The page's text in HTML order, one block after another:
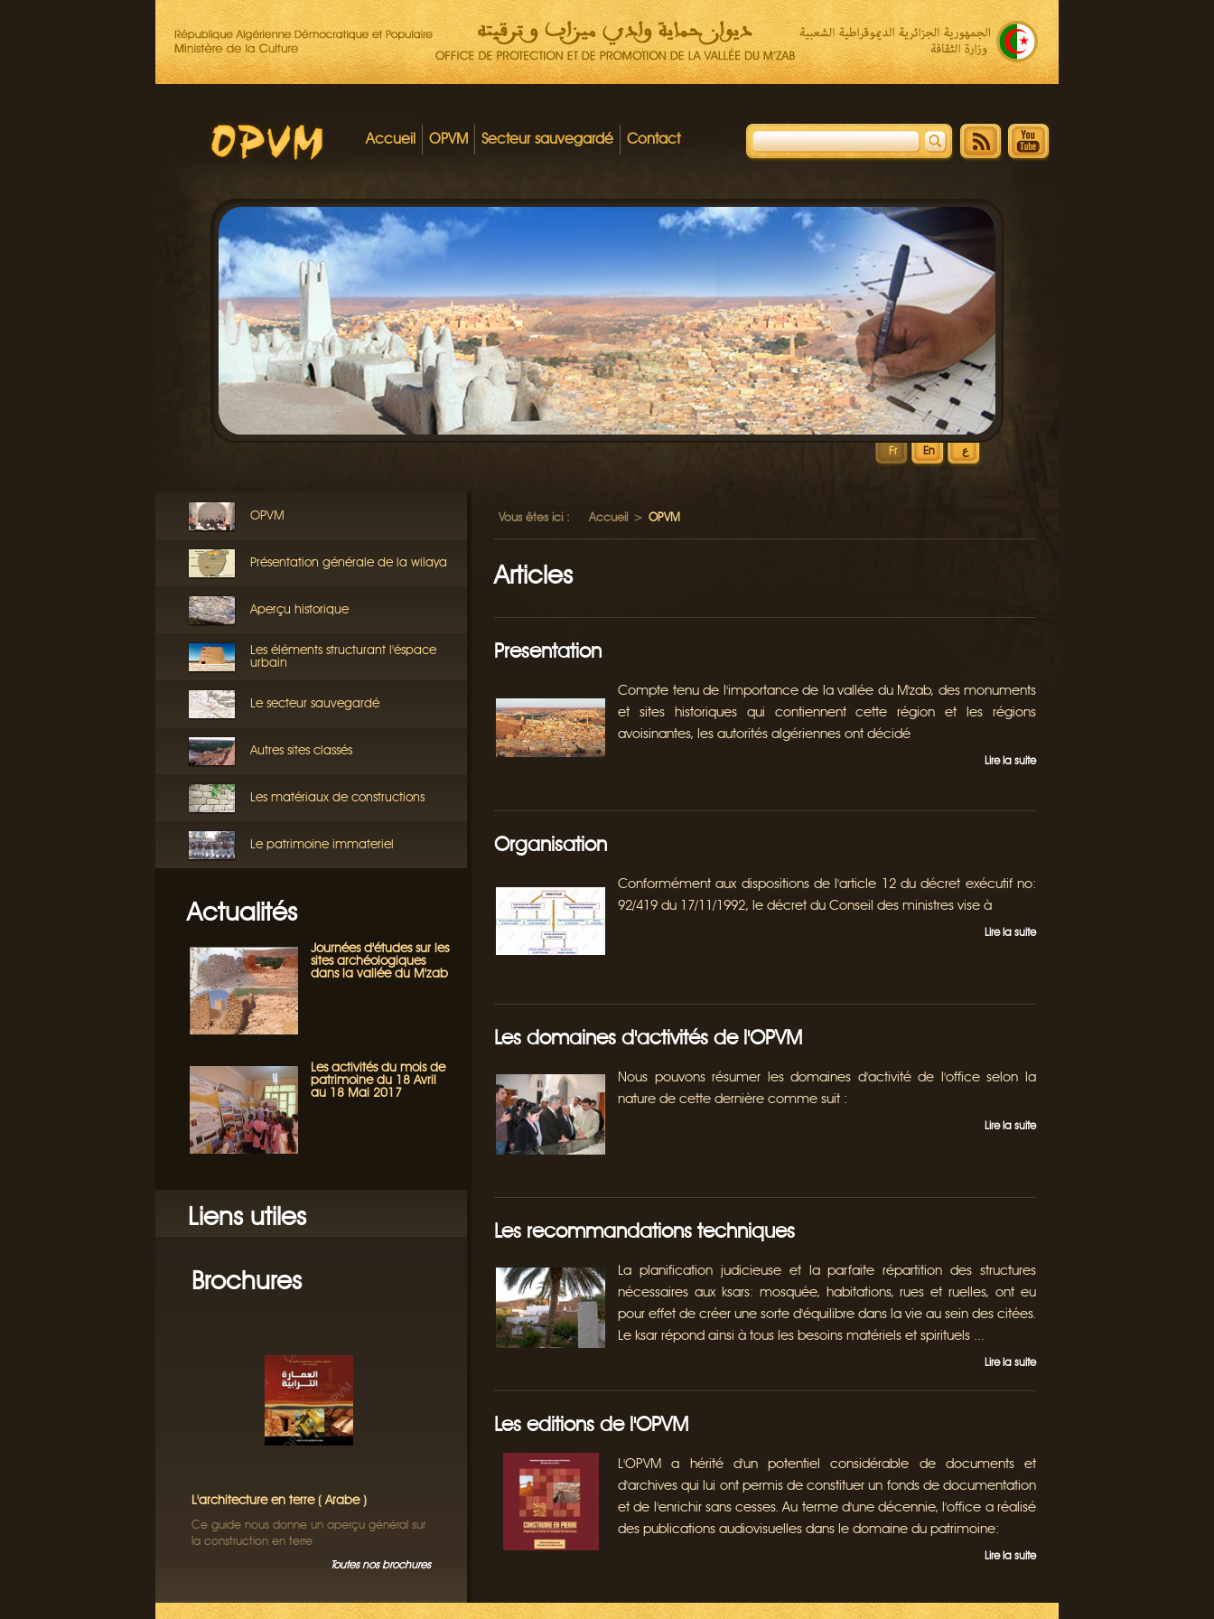
Accueil OPVM Secteur sauvegardé Contact
Fr En ع
OPVM
Présentation générale de la wilaya
Aperçu historique
Les éléments structurant l'éspace
urbain
Le secteur sauvegardé
Autres sites classés
Les matériaux de constructions
Le patrimoine immateriel
Actualités
Journées d'études sur les
sites archéologiques
dans la vallée du M'zab
Les activités du mois de
patrimoine du 18 Avril
au 18 Mai 2017
Liens utiles
Brochures
L'architecture en terre ( Arabe )
Ce guide nous donne un aperçu général sur
la construction en terre
Toutes nos brochures
Vous êtes ici : Accueil > OPVM
Articles
Presentation
Compte tenu de l'importance de la vallée du M'zab, des monuments
et sites historiques qui contiennent cette région et les régions
avoisinantes, les autorités algériennes ont décidé
Lire la suite
Organisation
Conformément aux dispositions de l'article 12 du décret exécutif no:
92/419 du 17/11/1992, le décret du Conseil des ministres vise à
Lire la suite
Les domaines d'activités de l'OPVM
Nous pouvons résumer les domaines d'activité de l'office selon la
nature de cette dernière comme suit :
Lire la suite
Les recommandations techniques
La planification judicieuse et la parfaite répartition des structures
nécessaires aux ksars: mosquée, habitations, rues et ruelles, ont eu
pour effet de créer une sorte d'équilibre dans la vie au sein des citées.
Le ksar répond ainsi à tous les besoins matériels et spirituels ...
Lire la suite
Les editions de l'OPVM
L'OPVM a hérité d'un potentiel considérable de documents et
d'archives qui lui ont permis de constituer un fonds de documentation
et de l'enrichir sans cesses. Au terme d'une décennie, l'office a réalisé
des publications audiovisuelles dans le domaine du patrimoine:
Lire la suite